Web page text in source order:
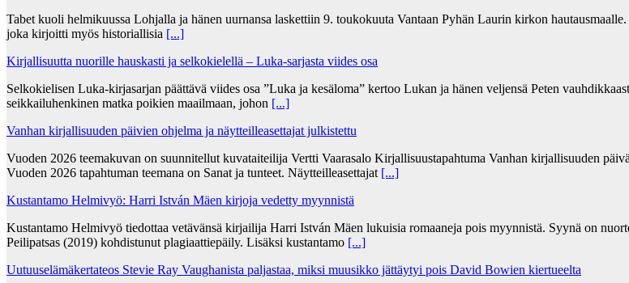
Tabet kuoli helmikuussa Lohjalla ja hänen uurnansa laskettiin 9. toukokuuta Vantaan Pyhän Laurin kirkon
joka kirjoitti myös historiallisia [...]
Kirjallisuutta nuorille hauskasti ja selkokielellä – Luka-sarjasta viides osa
Selkokielisen Luka-kirjasarjan päättävä viides osa ”Luka ja kesäloma” kertoo Lukan ja hänen veljensä Peten
seikkailuhenkinen matka poikien maailmaan, johon [...]
Vanhan kirjallisuuden päivien ohjelma ja näytteilleasettajat julkistettu
Vuoden 2026 teemakuvan on suunnitellut kuvataiteilija Vertti Vaarasalo Kirjallisuustapahtuma Vanhan kirjallisuuden
Vuoden 2026 tapahtuman teemana on Sanat ja tunteet. Näytteilleasettajat [...]
Kustantamo Helmivyö: Harri István Mäen kirjoja vedetty myynnistä
Kustantamo Helmivyö tiedottaa vetävänsä kirjailija Harri István Mäen lukuisia romaaneja pois myynnistä. Syynä on
Peilipatsas (2019) kohdistunut plagiaattiepäily. Lisäksi kustantamo [...]
Uutuuselämäkertateos Stevie Ray Vaughanista paljastaa, miksi muusikko jättäytyi pois David Bowien kiertueelta